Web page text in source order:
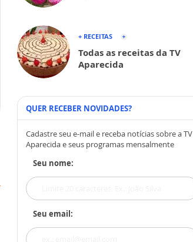
+ RECEITAS
Todas as receitas da TV
Aparecida
QUER RECEBER NOVIDADES?
Cadastre seu e-mail e receba notícias sobre a TV
Aparecida e seus programas mensalmente
Seu nome:
Seu email: